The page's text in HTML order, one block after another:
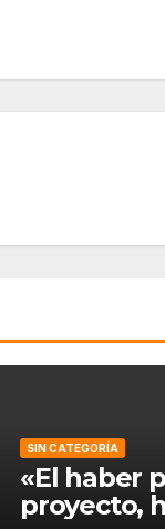
SIN CATEGORÍA
«El haber
proyecto,